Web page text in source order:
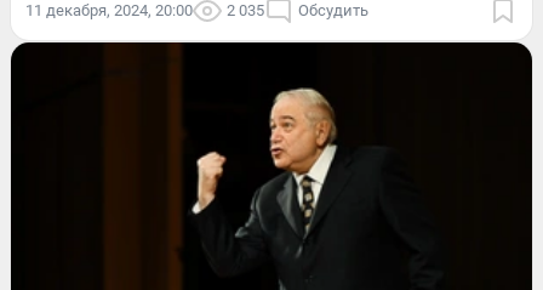
11 декабря, 2024, 20:00 2 035 Обсудить